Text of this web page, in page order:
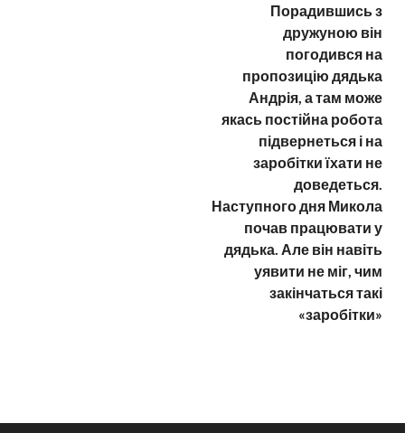
Порадившись з
дружуною він
погодився на
пропозицію дядька
Андрія, а там може
якась постійна робота
підвернеться і на
заробітки їхати не
доведеться.
Наступного дня Микола
почав працювати у
дядька. Але він навіть
уявити не міг, чим
закінчаться такі
«заробітки»